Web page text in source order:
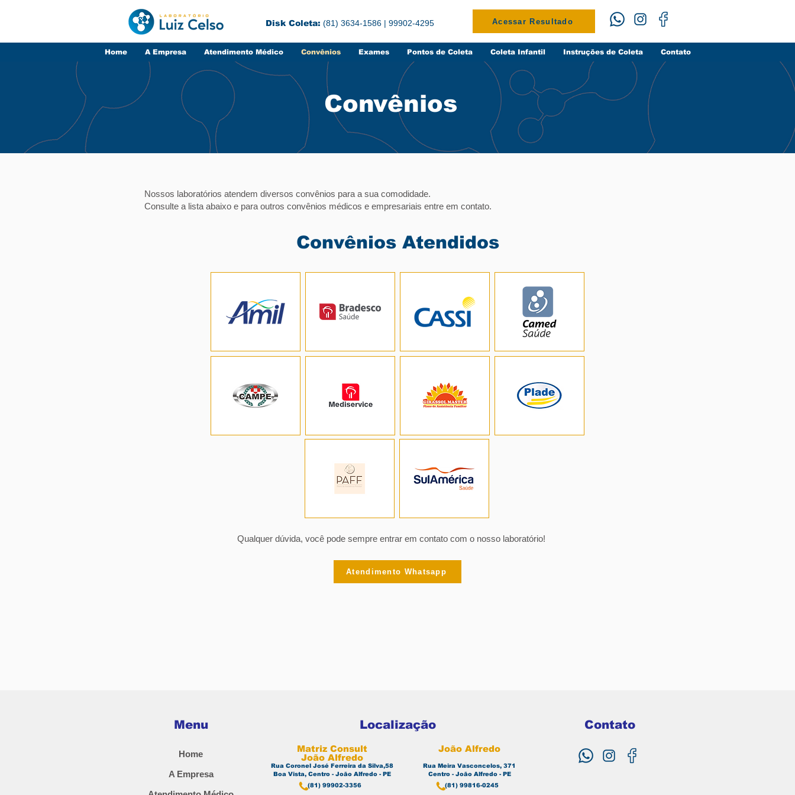
Disk Coleta: (81) 3634-1586 | 99902-4295 Acessar Resultado
Home A Empresa Atendimento Médico Convênios Exames Pontos de Coleta Coleta Infantil Instruções de Coleta Contato
Convênios
Nossos laboratórios atendem diversos convênios para a sua comodidade.
Consulte a lista abaixo e para outros convênios médicos e empresariais entre em contato.
Convênios Atendidos
Qualquer dúvida, você pode sempre entrar em contato com o nosso laboratório!
Atendimento Whatsapp
Menu Localização Contato
Home
A Empresa
Matriz Consult
João Alfredo
Rua Coronel José Ferreira da Silva,58
Boa Vista, Centro - João Alfredo - PE
(81) 99902-3356
João Alfredo
Rua Meira Vasconcelos, 371
Centro - João Alfredo - PE
(81) 99816-0245